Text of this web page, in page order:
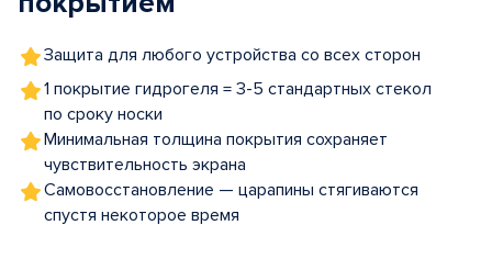
Защита для любого устройства со всех сторон
1 покрытие гидрогеля = 3-5 стандартных стекол
по сроку носки
Минимальная толщина покрытия сохраняет
чувствительность экрана
Самовосстановление — царапины стягиваются
спустя некоторое время